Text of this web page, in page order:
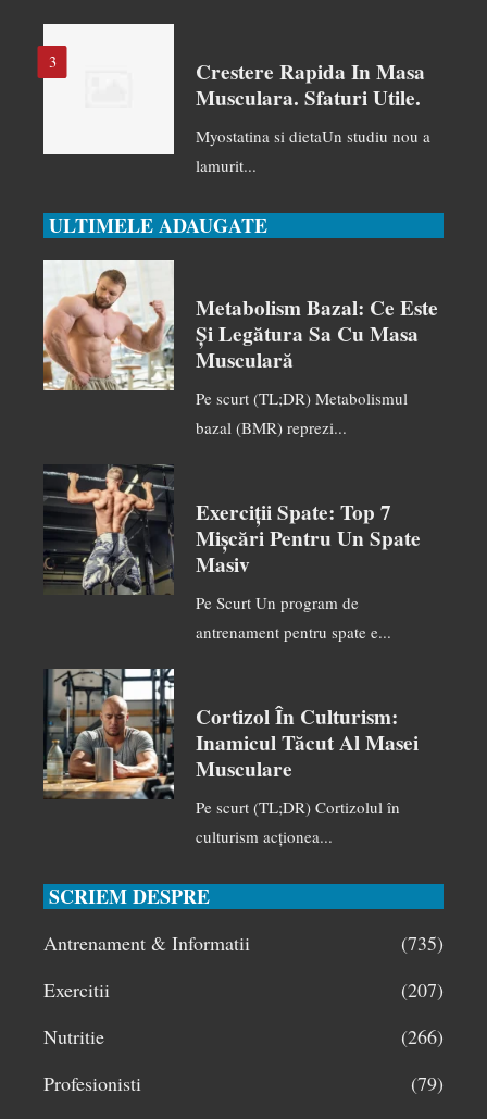
3
Crestere Rapida In Masa
Musculara. Sfaturi Utile.
Myostatina si dietaUn studiu nou a
lamurit...
ULTIMELE ADAUGATE
Metabolism Bazal: Ce Este
Și Legătura Sa Cu Masa
Musculară
Pe scurt (TL;DR) Metabolismul
bazal (BMR) reprezi...
Exerciții Spate: Top 7
Mișcări Pentru Un Spate
Masiv
Pe Scurt Un program de
antrenament pentru spate e...
Cortizol În Culturism:
Inamicul Tăcut Al Masei
Musculare
Pe scurt (TL;DR) Cortizolul în
culturism acționea...
SCRIEM DESPRE
Antrenament & Informatii
(735)
Exercitii
(207)
Nutritie
(266)
Profesionisti
(79)